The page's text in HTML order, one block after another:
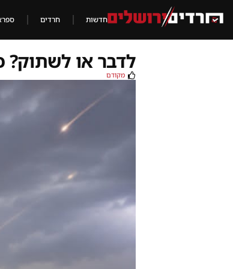
חדשות חרדים
לדבר או לשתוק?
מקודם